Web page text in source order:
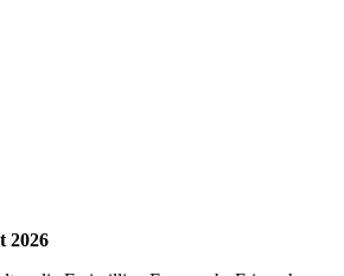
2026